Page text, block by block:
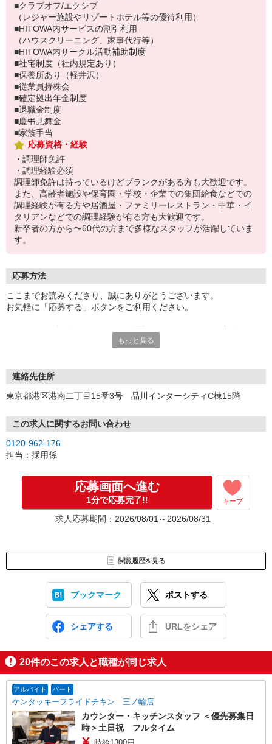
■クラブオフ/エクシブ
（レジャー施設やリゾートホテル等の優待利用）
■HITOWA内サービスの割引利用
（ハウスクリーニング、家事代行等）
■HITOWA内サークル活動補助制度
■社宅制度（社内規定あり）
■保養所あり（軽井沢）
■従業員持株会
■確定拠出年金制度
■退職金制度
■慶弔見舞金
■家族手当
応募資格・経験
・調理師免許
・調理経験必須
調理師免許は持っているけどブランクがある方も大歓迎です。
また、高齢者施設や保育園・学校・企業での集団給食などでの
調理経験が有る方や居酒屋・ファミリーレストラン・中華・イ
タリアンなどでの調理経験が有る方も大歓迎です。
新卒者の方から〜60代の方まで多様なスタッフが活躍していま
す。
応募方法
ここまでお読みくださり、誠にありがとうございます。
お気軽に「応募する」ボタンをご利用ください。
お電話の際は「イーアイデムを見た」と伝えるとスムーズです。
もっと見る
連絡先住所
東京都港区港南二丁目15番3号 品川インターシティC棟15階
この求人に関するお問い合わせ
0120-962-176
担当：採用係
応募画面へ進む
1分で応募完了!! キープ
求人応募期間：2026/08/01～2026/08/31
閲覧履歴を見る
ブックマーク ポストする
シェアする URLをシェア
20件のこの求人と職種が同じ求人
アルバイト パート
ケンタッキーフライドチキン 三ノ輪店
カウンター・キッチンスタッフ ＜優先募集日
時＞土日祝 フルタイム